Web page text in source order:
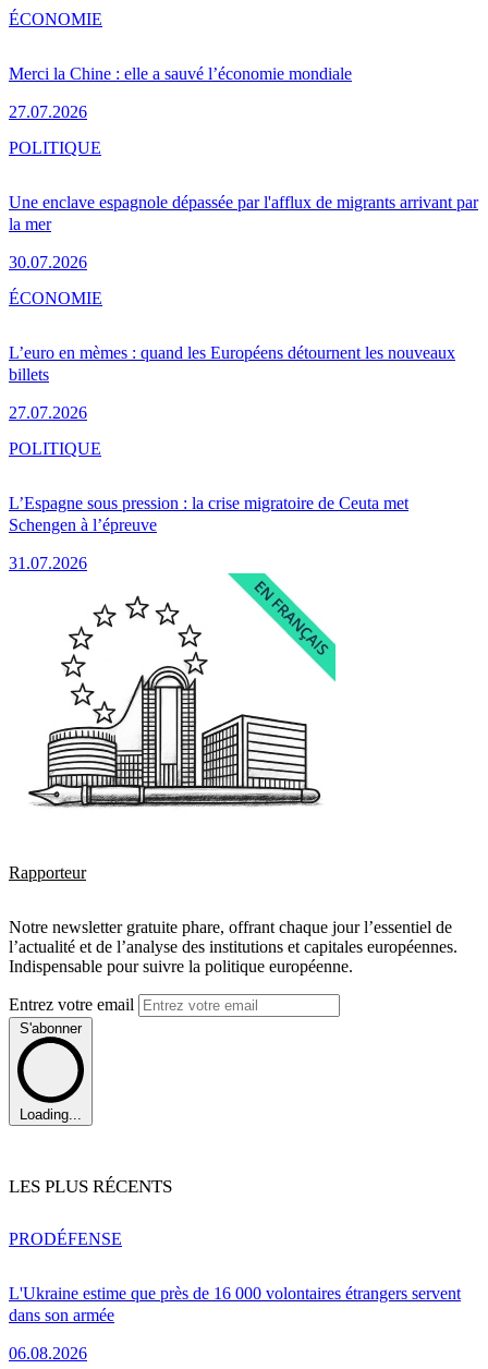
Merci la Chine : elle a sauvé l’économie mondiale
27.07.2026
ÉCONOMIE
Une enclave espagnole dépassée par l'afflux de migrants arrivant par
la mer
30.07.2026
POLITIQUE
L’euro en mèmes : quand les Européens détournent les nouveaux
billets
27.07.2026
ÉCONOMIE
L’Espagne sous pression : la crise migratoire de Ceuta met
Schengen à l’épreuve
31.07.2026
POLITIQUE
Rapporteur
Notre newsletter gratuite phare, offrant chaque jour l’essentiel de
l’actualité et de l’analyse des institutions et capitales européennes.
Indispensable pour suivre la politique européenne.
Entrez votre email
S'abonner
Loading...
LES PLUS RÉCENTS
L'Ukraine estime que près de 16 000 volontaires étrangers servent
dans son armée
06.08.2026
PRODÉFENSE